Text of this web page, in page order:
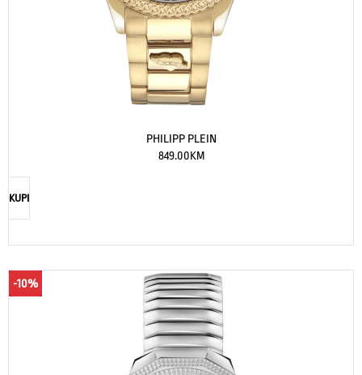
PHILIPP PLEIN
849.00KM
KUPI
-10%